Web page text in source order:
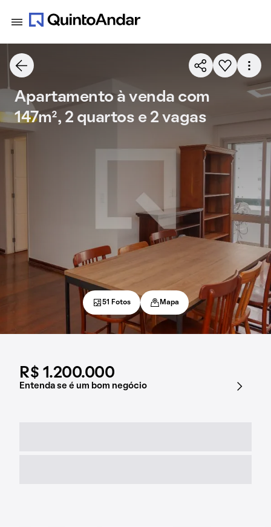
R$ 1.200.000
Entenda se é um bom negócio
Apartamento à venda com
147m², 2 quartos e 2 vagas
51 Fotos Mapa